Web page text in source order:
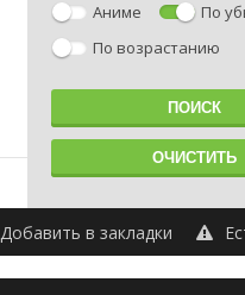
Аниме
По
По возрастанию
Добавить в закладки